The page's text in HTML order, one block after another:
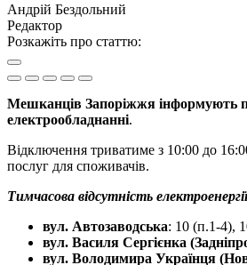
Андрій Бездольний
Редактор
Розкажіть про статтю:
Мешканців Запоріжжя інформують
електрообладнанні.
Відключення триватиме з 10:00 до
послуг для споживачів.
Тимчасова відсутність
вул. Автозаводська: 10 (п.1-4),
вул. Василя Сергієнка
вул. Володимира Українця